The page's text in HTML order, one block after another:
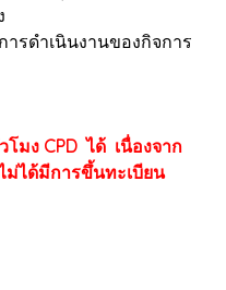
ดำเนินงานของกิจการ
มง CPD ได้ เนื่องจาก
ได้มีการขึ้นทะเบียน